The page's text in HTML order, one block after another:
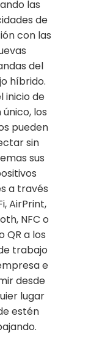
las
de
con las
del
híbrido.
inicio de
único, los
pueden
sin
sus
a través
AirPrint,
NFC o
QR a los
trabajo
e
desde
lugar
estén